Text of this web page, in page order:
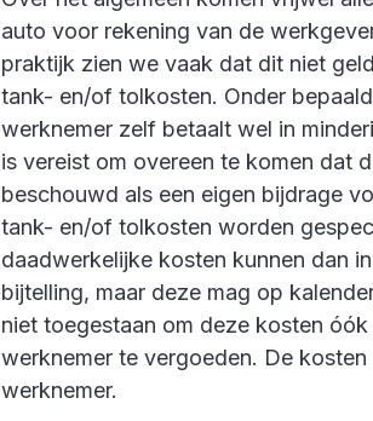
auto voor rekening van de
praktijk zien we vaak dat dit niet
tank- en/of tolkosten. Onder
werknemer zelf betaalt wel in
is vereist om overeen te komen dat
beschouwd als een eigen bijdrage
tank- en/of tolkosten worden
daadwerkelijke kosten kunnen dan
bijtelling, maar deze mag op
niet toegestaan om deze kosten
werknemer te vergoeden. De
werknemer.